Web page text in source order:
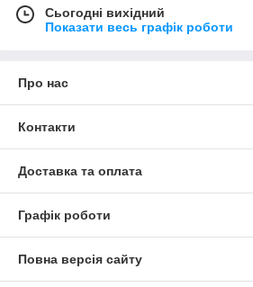
Сьогодні вихідний
Показати весь графік роботи
Про нас
Контакти
Доставка та оплата
Графік роботи
Повна версія сайту